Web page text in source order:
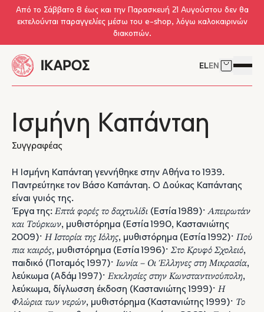
Skip to main content
Από το Σάββατο 8 έως και την Παρασκευή 21 Αυγούστου δεν θα
εκτελούνται παραγγελίες μέσω του e-shop, λόγω καλοκαιρινών
διακοπών.
ELEN Δείτε το
Ισμήνη Καπάνταη
Συγγραφέας
H Ισμήνη Καπάνταη γεννήθηκε στην Αθήνα το 1939.
Παντρεύτηκε τον Βάσο Καπάνταη. Ο Δούκας Καπάνταης
είναι γυιός της.
Έργα της: Επτά φορές το δαχτυλίδι (Εστία 1989)·Απειρωτάν
και Τούρκων, μυθιστόρημα (Εστία 1990, Καστανιώτης
2009)· Η Ιστορία της Ιόλης, μυθιστόρημα (Εστία 1992)· Πού
πια καιρός, μυθιστόρημα (Εστία 1996)· Στο Κρυφό Σχολειό,
παιδικό (Ποταμός 1997)· Ιωνία – Οι Έλληνες στη Μικρασία,
λεύκωμα (Αδάμ 1997)· Εκκλησίες στην Κωνσταντινούπολη,
λεύκωμα, δίγλωσση έκδοση (Καστανιώτης 1999)· Η
Φλώρια των νερών, μυθιστόρημα (Καστανιώτης 1999)· Το